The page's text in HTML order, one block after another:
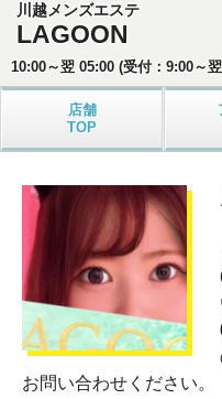
川越メンズエステ
LAGOON
10:00～翌 05:00 (受付：9:00
店舗
TOP
お問い合わせください。